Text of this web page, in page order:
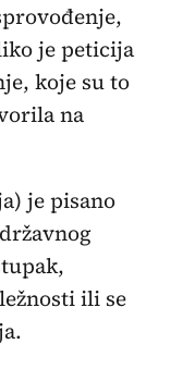
je peticija
koje su to
na
je pisano
ili se